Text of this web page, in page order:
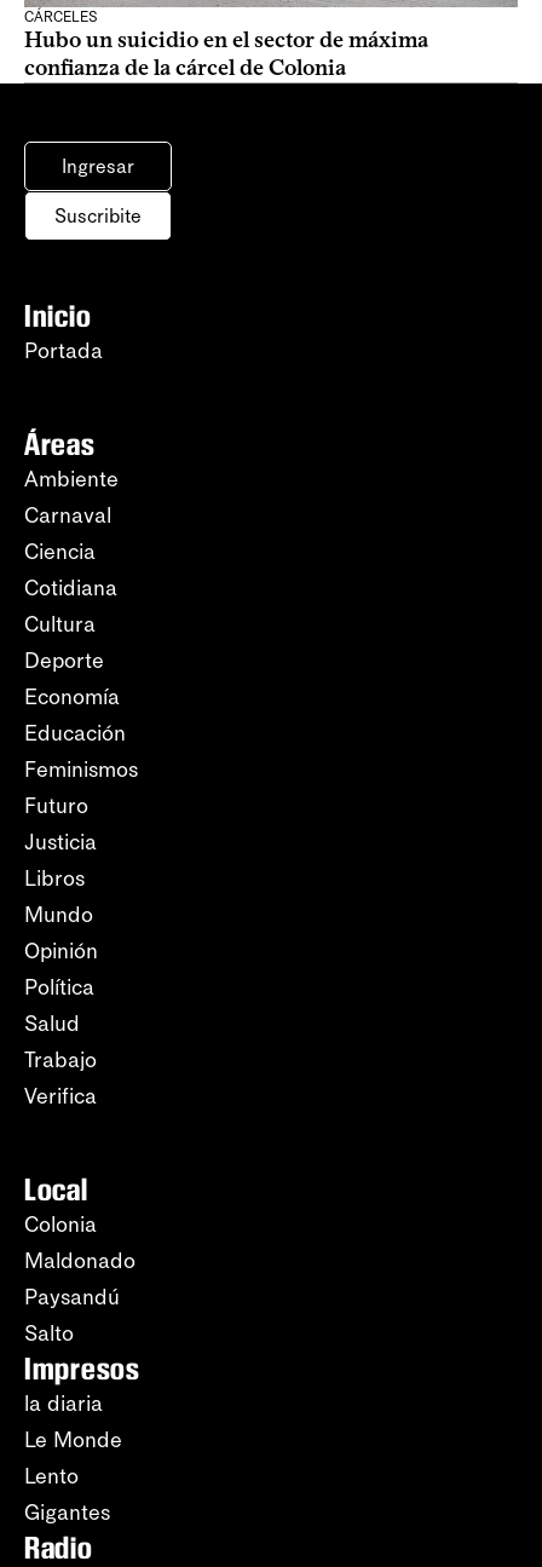
CÁRCELES
Hubo un suicidio en el sector de máxima
confianza de la cárcel de Colonia
Ingresar
Suscribite
Inicio
Portada
Áreas
Ambiente
Carnaval
Ciencia
Cotidiana
Cultura
Deporte
Economía
Educación
Feminismos
Futuro
Justicia
Libros
Mundo
Opinión
Política
Salud
Trabajo
Verifica
Local
Colonia
Maldonado
Paysandú
Salto
Impresos
la diaria
Le Monde
Lento
Gigantes
Radio